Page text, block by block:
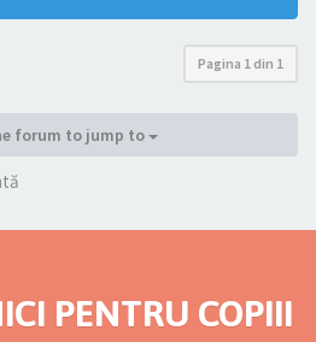
Pagina 1 din 1
forum to jump to
PENTRU COPIII